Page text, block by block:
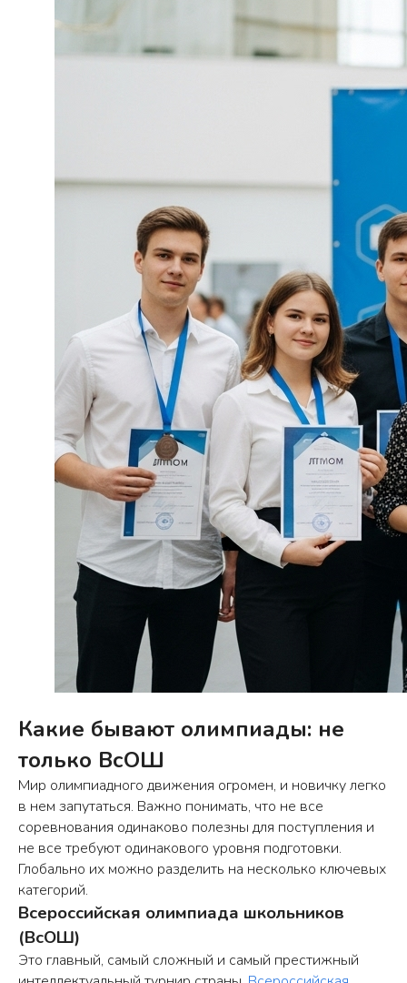
Какие бывают олимпиады: не
только ВсОШ
Мир олимпиадного движения огромен, и новичку легко
в нем запутаться. Важно понимать, что не все
соревнования одинаково полезны для поступления и
не все требуют одинакового уровня подготовки.
Глобально их можно разделить на несколько ключевых
категорий.
Всероссийская олимпиада школьников
(ВсОШ)
Это главный, самый сложный и самый престижный